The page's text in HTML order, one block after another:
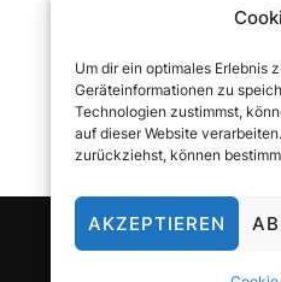
Um dir ein optimales Erlebnis
Geräteinformationen zu
Technologien zustimmst,
auf dieser Website
zurückziehst, können
AKZEPTIEREN